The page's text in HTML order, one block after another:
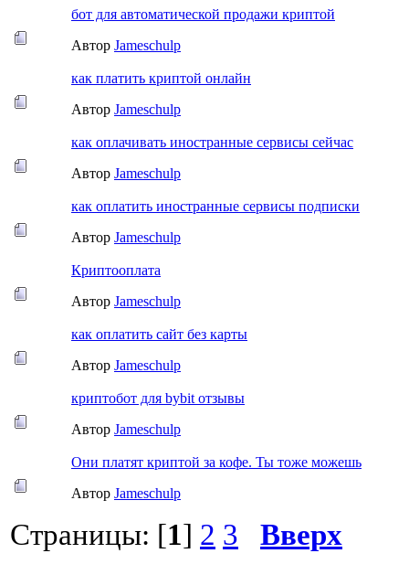
бот для автоматической продажи криптой
Автор Jameschulp
как платить криптой онлайн
Автор Jameschulp
как оплачивать иностранные сервисы сейчас
Автор Jameschulp
как оплатить иностранные сервисы подписки
Автор Jameschulp
Криптооплата
Автор Jameschulp
как оплатить сайт без карты
Автор Jameschulp
криптобот для bybit отзывы
Автор Jameschulp
Они платят криптой за кофе. Ты тоже можешь
Автор Jameschulp
Страницы: [1] 2 3
Вверх